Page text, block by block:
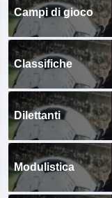
Campi di gioco
Classifiche
Dilettanti
Modulistica